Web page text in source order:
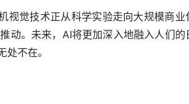
视觉技术正从科学实验走向大规模商业
动。未来，AI将更加深入地融入人们的
不在。